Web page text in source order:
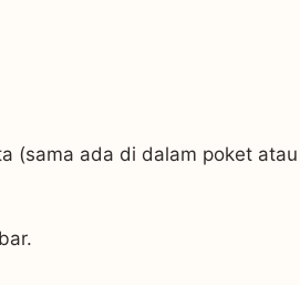
(sama ada di dalam poket atau